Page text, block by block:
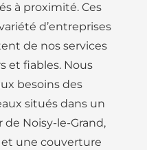
à proximité. Ces
d’entreprises
de nos services
et fiables. Nous
besoins des
situés dans un
de Noisy-le-Grand,
une couverture